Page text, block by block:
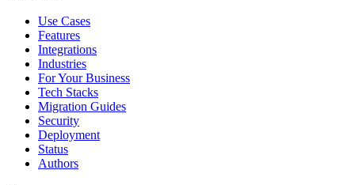
Use Cases
Features
Integrations
Industries
For Your Business
Tech Stacks
Migration Guides
Security
Deployment
Status
Authors